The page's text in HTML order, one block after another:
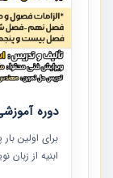
دوره
برای اولین
ابنیه از
ردیف ها و